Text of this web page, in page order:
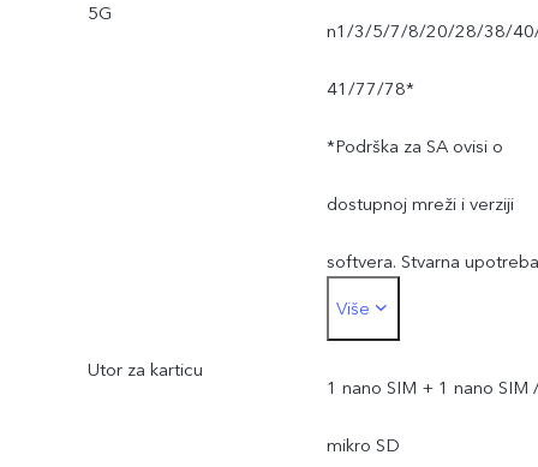
5G
n1/3/5/7/8/20/28/38/
41/77/78*
*Podrška za SA ovisi o
dostupnoj mreži i verziji
softvera. Stvarna upotreba
frekvencijskog pojasa
mreže ovisi o postavljanju
lokalnog ISP-a.
Više
Utor za karticu
1 nano SIM + 1 nano SIM
mikro SD